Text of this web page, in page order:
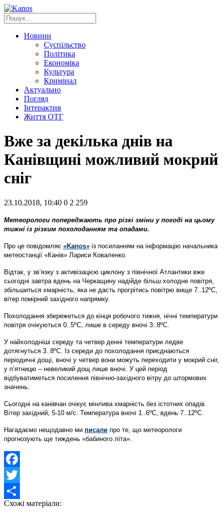
Новини
Суспільство
Політика
Економіка
Культура
Кримінал
Актуально
Погляд
Інтерактив
Життя ОТГ
Вже за декілька днів на
Канівщині можливий мокрий
сніг
23.10.2018, 10:40 0 2 259
Метеорологи попереджають про різкі зміни у погоді на цьому
тижні із різким похолоданням та опадами.
Про це повідомляє «Kanos» із посиланням на інформацію начальника
метеостанції «Канів» Лариси Коваленко.
Відтак, у зв’язку з активізацією циклону з північної Атлантики вже
сьогодні завтра вдень на Черкащину надійде більш холодне повітря,
збільшиться хмарність, яка не дасть прогрітись повітрю вище 7..12ºС,
вітер помірний західного напрямку.
Похолодання збережеться до кінця робочого тижня, нічні температури
повітря очікуються 0..5ºС, лише в середу вночі 3..8ºС.
У найхолодніші середу та четвер денні температури ледве
дотягнуться 3..8ºС. Із середи до похолодання приєднаються
періодичні дощі, вночі у четвер вони можуть переходити у мокрий сніг,
у п’ятницю – невеликий дощ лише вночі. У цей період
відбуватиметься посилення північно-західного вітру до штормових
значень.
Сьогодні на канівчан очікує мінлива хмарність без істотних опадів.
Вітер західний, 5-10 м/с. Температура вночі 1..6ºС, вдень 7..12ºС.
Нагадаємо нещодавно ми писали про те, що метеорологи
прогнозують ще тиждень «бабиного літа».
Facebook
Twitter
Share
Схожі матеріали: